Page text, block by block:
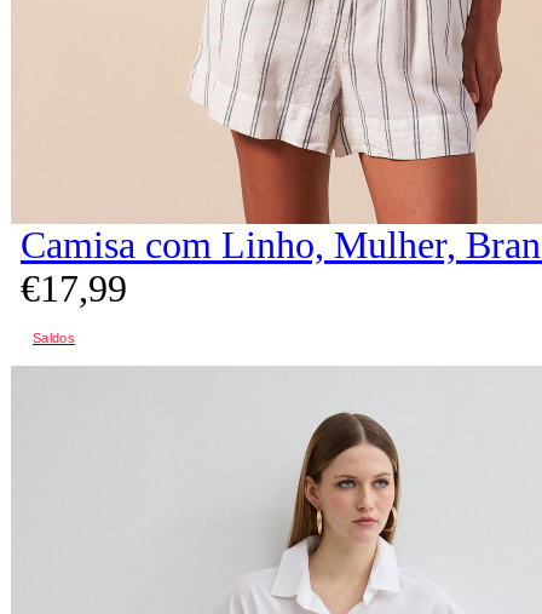
Camisa com Linho, Mulher,
€17,99
Saldos